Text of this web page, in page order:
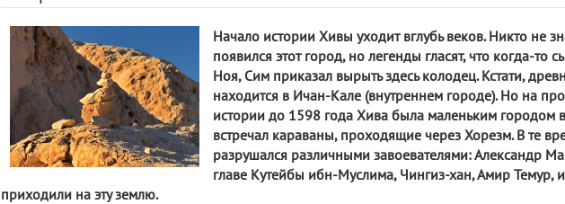
Начало истории Хивы уходит вглубь веков. Никто не
появился этот город, но легенды гласят, что когда-то
Ноя, Сим приказал вырыть здесь колодец. Кстати,
находится в Ичан-Кале (внутреннем городе). Но на
истории до 1598 года Хива была маленьким городом
встречал караваны, проходящие через Хорезм. В те
разрушался различными завоевателями: Александр
главе Кутейбы ибн-Муслима, Чингиз-хан, Амир Темур,
приходили на эту землю.